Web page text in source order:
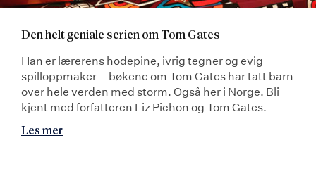
Den helt geniale serien om Tom Gates
Han er lærerens hodepine, ivrig tegner og evig
spilloppmaker – bøkene om Tom Gates har tatt barn
over hele verden med storm. Også her i Norge. Bli
kjent med forfatteren Liz Pichon og Tom Gates.
Les mer